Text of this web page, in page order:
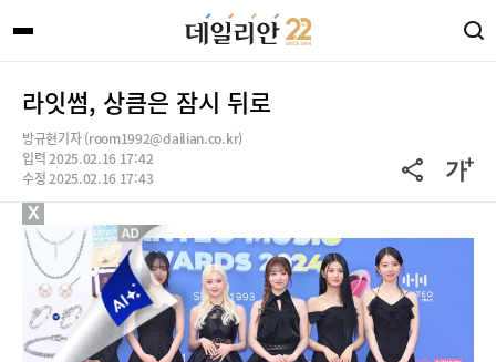
라잇썸, 상큼은 잠시 뒤로
방규현기자 (room1992@dailian.co.kr)
입력 2025.02.16 17:42
수정 2025.02.16 17:43
X